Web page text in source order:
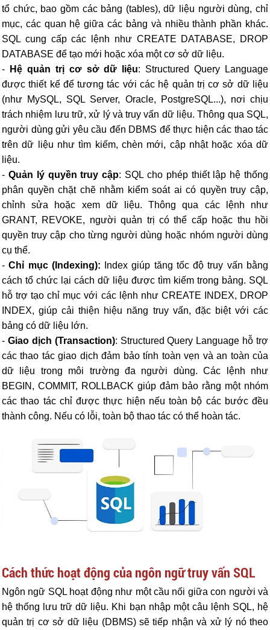
tổ chức, bao gồm các bảng (tables), dữ liệu người dùng, chỉ
mục, các quan hệ giữa các bảng và nhiều thành phần khác.
SQL cung cấp các lệnh như CREATE DATABASE, DROP
DATABASE để tạo mới hoặc xóa một cơ sở dữ liệu.
-
Hệ quản trị cơ sở dữ liệu: Structured Query Language
được thiết kế để tương tác với các hệ quản trị cơ sở dữ liệu
(như MySQL, SQL Server, Oracle, PostgreSQL...), nơi chịu
trách nhiệm lưu trữ, xử lý và truy vấn dữ liệu. Thông qua SQL,
người dùng gửi yêu cầu đến DBMS để thực hiện các thao tác
trên dữ liệu như tìm kiếm, chèn mới, cập nhật hoặc xóa dữ
liệu.
- Quản lý quyền truy cập: SQL cho phép thiết lập hệ thống
phân quyền chặt chẽ nhằm kiểm soát ai có quyền truy cập,
chỉnh sửa hoặc xem dữ liệu. Thông qua các lệnh như
GRANT, REVOKE, người quản trị có thể cấp hoặc thu hồi
quyền truy cập cho từng người dùng hoặc nhóm người dùng
cụ thể.
-Chỉ mục (Indexing): Index giúp tăng tốc độ truy vấn bằng
cách tổ chức lại cách dữ liệu được tìm kiếm trong bảng. SQL
hỗ trợ tạo chỉ mục với các lệnh như CREATE INDEX, DROP
INDEX, giúp cải thiện hiệu năng truy vấn, đặc biệt với các
bảng có dữ liệu lớn.
- Giao dịch (Transaction): Structured Query Language hỗ trợ
các thao tác giao dịch đảm bảo tính toàn vẹn và an toàn của
dữ liệu trong môi trường đa người dùng. Các lệnh như
BEGIN, COMMIT, ROLLBACK giúp đảm bảo rằng một nhóm
các thao tác chỉ được thực hiện nếu toàn bộ các bước đều
thành công. Nếu có lỗi, toàn bộ thao tác có thể hoàn tác.
Cách thức hoạt động của ngôn ngữ truy vấn SQL
Ngôn ngữ SQL hoạt động như một cầu nối giữa con người và
hệ thống lưu trữ dữ liệu. Khi bạn nhập một câu lệnh SQL, hệ
quản trị cơ sở dữ liệu (DBMS) sẽ tiếp nhận và xử lý nó theo